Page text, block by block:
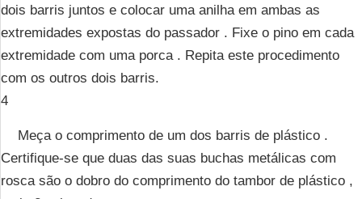
dois barris juntos e colocar uma anilha em ambas as
extremidades expostas do passador . Fixe o pino em cada
extremidade com uma porca . Repita este procedimento
com os outros dois barris.
4
Meça o comprimento de um dos barris de plástico .
Certifique-se que duas das suas buchas metálicas com
rosca são o dobro do comprimento do tambor de plástico ,